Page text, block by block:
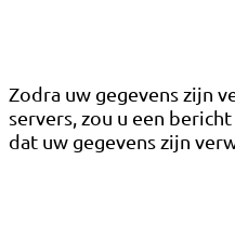
Zodra uw gegevens zijn
servers, zou u een
dat uw gegevens zijn